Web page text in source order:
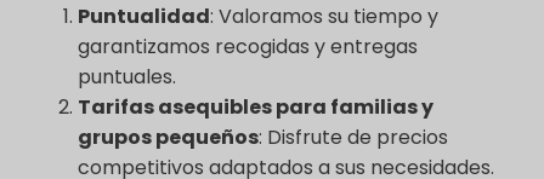
Puntualidad: Valoramos su tiempo y
garantizamos recogidas y entregas
puntuales.
Tarifas asequibles para familias y
grupos pequeños: Disfrute de precios
competitivos adaptados a sus necesidades.